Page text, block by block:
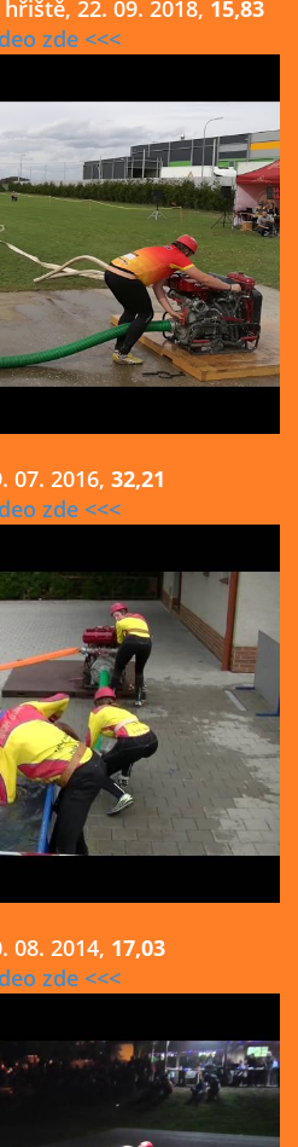
22. 09. 2018, 15,83
zde <<<
07. 2016, 32,21
zde <<<
08. 2014, 17,03
zde <<<